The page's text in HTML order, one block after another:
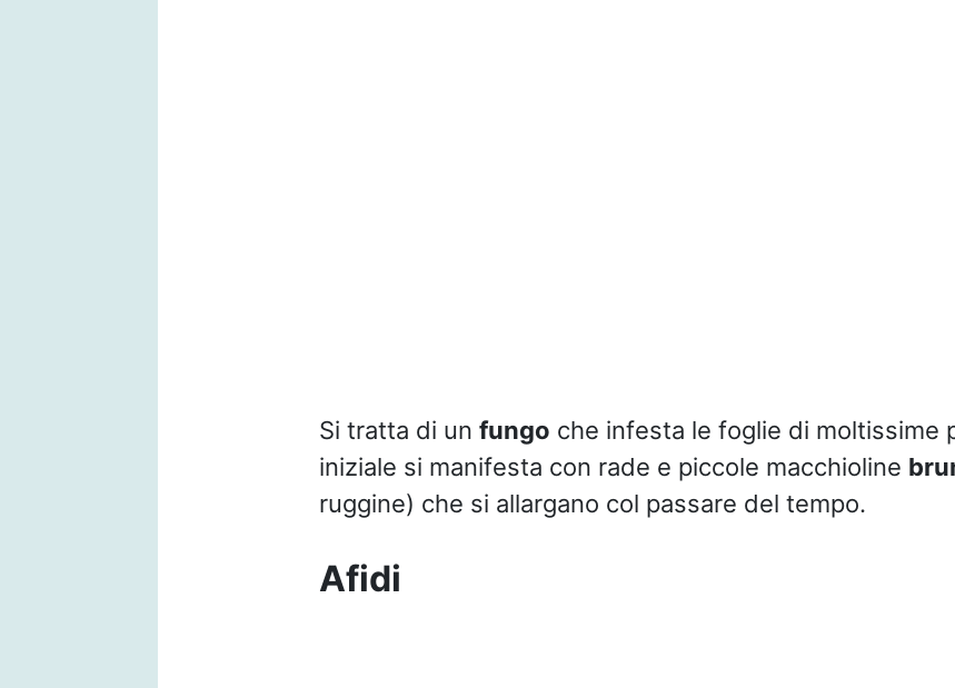
Si tratta di un fungo che infesta le foglie di moltissime
iniziale si manifesta con rade e piccole macchioline
ruggine) che si allargano col passare del tempo.
Afidi